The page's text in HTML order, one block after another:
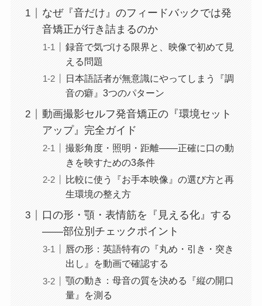
なぜ『音だけ』のフィードバックでは発
音矯正が行き詰まるのか
録音で気づける限界と、映像で初めて見
える問題
日本語話者が無意識にやってしまう『調
音の癖』3つのパターン
動画撮影セルフ発音矯正の『環境セット
アップ』完全ガイド
撮影角度・照明・距離——正確に口の動
きを映すための3条件
比較に使う『お手本映像』の選び方と再
生環境の整え方
口の形・顎・表情筋を『見える化』する
——部位別チェックポイント
唇の形：英語特有の『丸め・引き・突き
出し』を動画で確認する
顎の動き：母音の質を決める『縦の開口
量』を測る